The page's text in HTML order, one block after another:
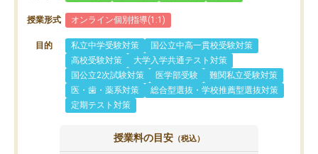
授業形式 オンライン個別指導(1:1)
目的 私立中学受験対策
国公立中高一貫校受験対策
高校受験対策
大学入学共通テスト対策
国公立2次試験対策
医学部受験
難関私立受験対策
医・歯・薬系対策
総合型選抜・学校推薦型選抜対策
定期テスト対策
授業料の目安 （税込）